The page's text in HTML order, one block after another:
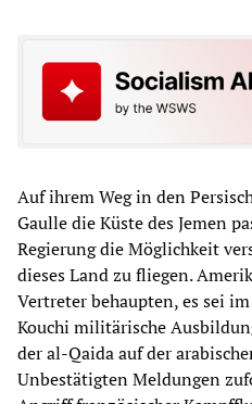
Auf ihrem Weg in den
Gaulle die Küste des Jemen
Regierung die Möglichkeit
dieses Land zu fliegen.
Vertreter behaupten, es sei
Kouchi militärische
der al-Qaida auf der
Unbestätigten Meldungen